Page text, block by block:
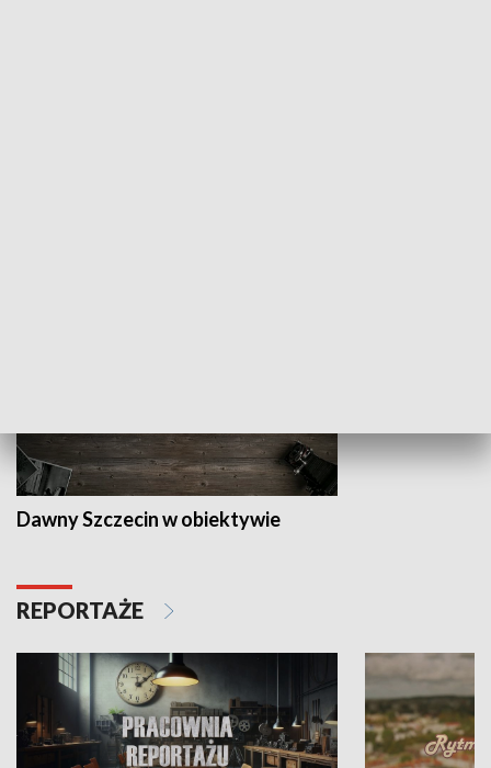
Dawny Szczecin w obiektywie
REPORTAŻE